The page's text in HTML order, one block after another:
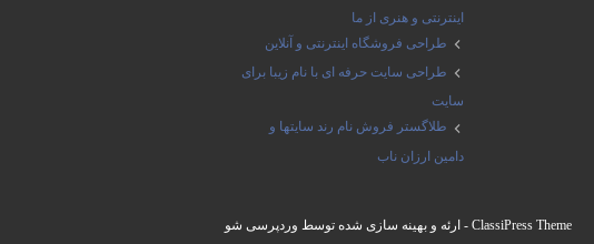
اینترنتی و هنری از ما
طراحی فروشگاه اینترنتی و آنلاین
طراحی سایت حرفه ای با نام زیبا برای
سایت
طلاگستر فروش نام رند سایتها و
دامین ارزان ناب
ClassiPress Theme - ارئه و بهینه سازی شده توسط وردپرسی شو